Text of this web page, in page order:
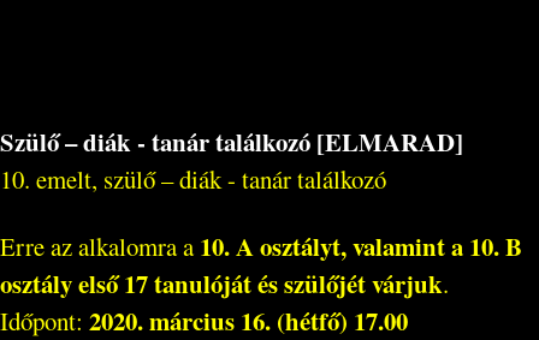
Szülő – diák - tanár találkozó [ELMARAD]
10. emelt, szülő – diák - tanár találkozó
Erre az alkalomra a10. A osztályt, valamint a 10. B
osztály első 17 tanulóját és szülőjét várjuk.
Időpont: 2020. március 16. (hétfő) 17.00